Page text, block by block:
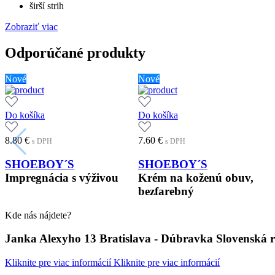
širší strih
Zobraziť viac
Odporúčané produkty
Nové
Do košíka
8.80 € s DPH
SHOEBOY´S
Impregnácia s výživou
Nové
Do košíka
7.60€ s DPH
SHOEBOY´S
Krém na koženú obuv,
bezfarebný
Kde nás nájdete?
Janka Alexyho 13 Bratislava - Dúbravka Slovenská
Kliknite pre viac informáciíKliknite pre viac informácií